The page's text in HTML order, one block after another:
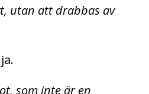
utan att drabbas av
som inte är en